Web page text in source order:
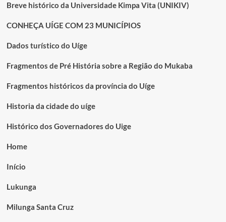
Breve histórico da Universidade Kimpa Vita (UNIKIV)
CONHEÇA UÍGE COM 23 MUNICÍPIOS
Dados turístico do Uíge
Fragmentos de Pré História sobre a Região do Mukaba
Fragmentos históricos da província do Uíge
Historia da cidade do uíge
Histórico dos Governadores do Uige
Home
Início
Lukunga
Milunga Santa Cruz